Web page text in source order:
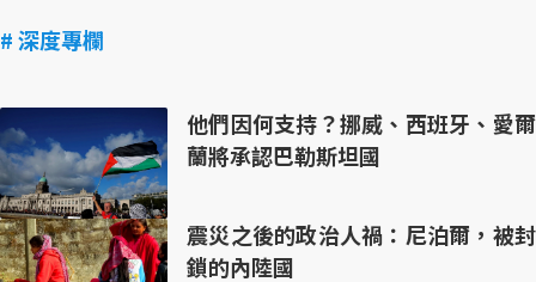
# 深度專欄
他們因何支持？挪威、西班牙、愛爾
蘭將承認巴勒斯坦國
震災之後的政治人禍：尼泊爾，被封
鎖的內陸國